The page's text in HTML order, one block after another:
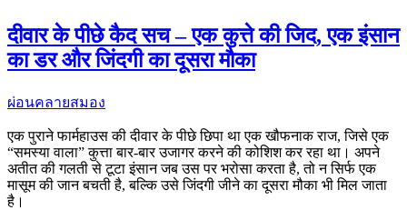
दीवार के पीछे कैद सच – एक कुत्ते की जिद, एक इंसान
का डर और जिंदगी का दूसरा मौका
ผ่อนคลายสมอง
एक पुराने फार्महाउस की दीवार के पीछे छिपा था एक खौफनाक राज, जिसे एक
“समस्या वाला” कुत्ता बार-बार उजागर करने की कोशिश कर रहा था। अपने
अतीत की गलती से टूटा इंसान जब उस पर भरोसा करता है, तो न सिर्फ एक
मासूम की जान बचती है, बल्कि उसे जिंदगी जीने का दूसरा मौका भी मिल जाता
है।